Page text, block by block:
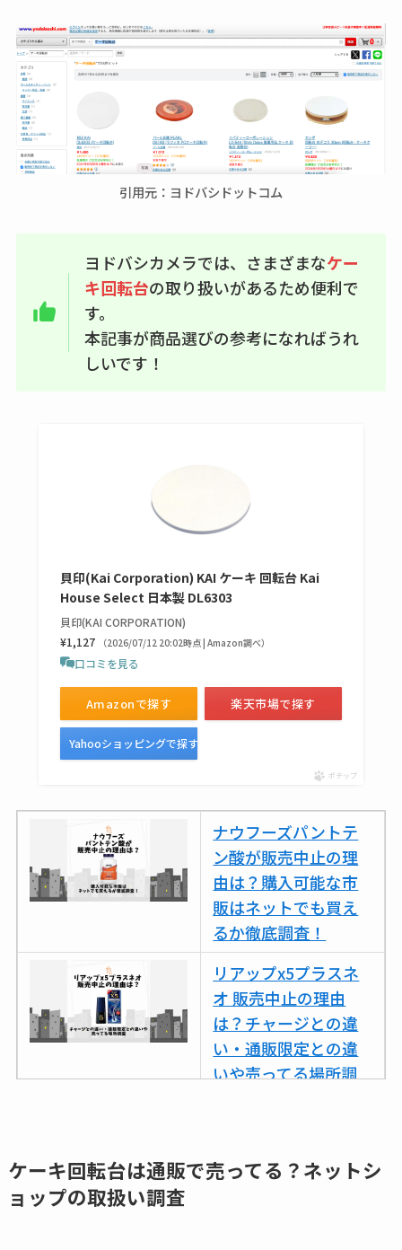
引用元：ヨドバシドットコム
ヨドバシカメラでは、さまざまなケー
キ回転台の取り扱いがあるため便利で
す。
本記事が商品選びの参考になればうれ
しいです！
貝印(Kai Corporation) KAI ケーキ 回転台 Kai
House Select 日本製 DL6303
貝印(KAI CORPORATION)
¥1,127
（2026/07/12 20:02時点 | Amazon調べ）
口コミを見る
Amazonで探す 楽天市場で探す
Yahooショッピングで探す
ポチップ
ナウフーズパントテ
ン酸が販売中止の理
由は？購入可能な市
販はネットでも買え
るか徹底調査！
リアップx5プラスネ
オ 販売中止の理由
は？チャージとの違
い・通販限定との違
いや売ってる場所調
め替えはどこで売っ
ケーキ回転台は通販で売ってる？ネットシ
ョップの取扱い調査